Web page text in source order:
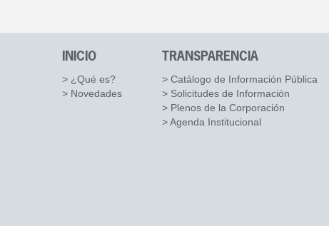
INICIO
> ¿Qué es?
> Novedades
TRANSPARENCIA
> Catálogo de Información Pública
> Solicitudes de Información
> Plenos de la Corporación
> Agenda Institucional